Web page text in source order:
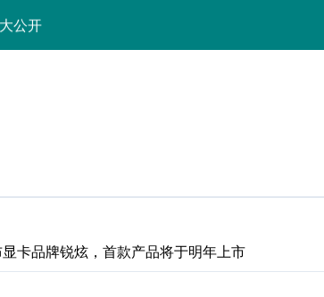
公开
体验官必看
行
验无限可能
杆！
炸全场！
卡品牌锐炫，首款产品将于明年上市